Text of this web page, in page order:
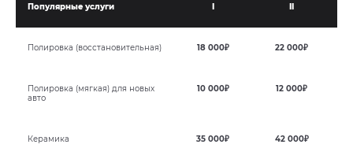
Популярные услуги I II
Полировка (восстановительная) 18 000₽ 22 000₽
Полировка (мягкая) для новых
авто
10 000₽ 12 000₽
Керамика 35 000₽ 42 000₽